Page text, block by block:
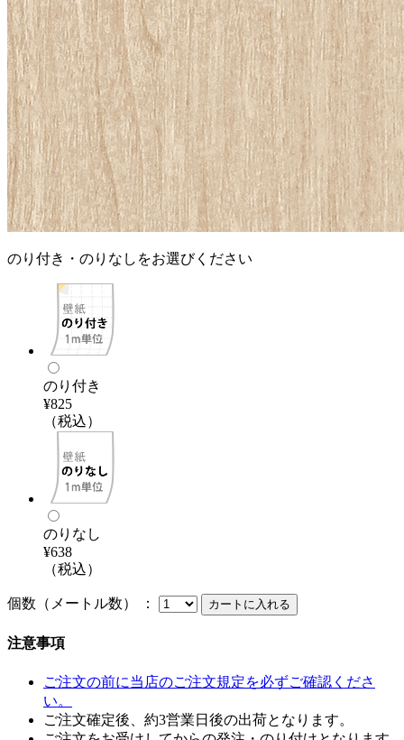
のり付き・のりなしをお選びください
のり付き
¥825
（税込）
のりなし
¥638
（税込）
個数（メートル数） ：
注意事項
ご注文の前に当店のご注文規定を必ずご確認くださ
い。
ご注文確定後、約3営業日後の出荷となります。